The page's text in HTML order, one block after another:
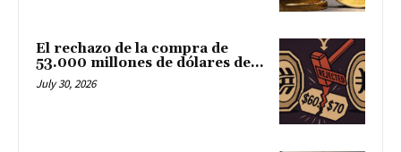
El rechazo de la compra de
53.000 millones de dólares de...
July 30, 2026